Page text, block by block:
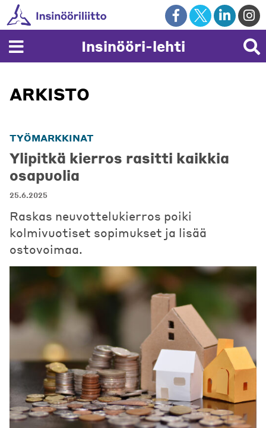
Skip
to
content
Insinööri-lehti
ARKISTO
TYÖMARKKINAT
Ylipitkä kierros rasitti kaikkia
osapuolia
25.6.2025
Raskas neuvottelukierros poiki
kolmivuotiset sopimukset ja lisää
ostovoimaa.